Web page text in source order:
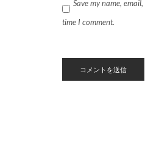
Save my name,
time I comment.